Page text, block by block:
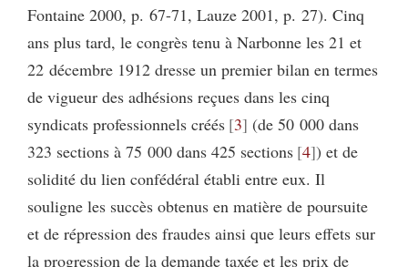
Fontaine 2000, p. 67-71, Lauze 2001, p. 27). Cinq
ans plus tard, le congrès tenu à Narbonne les 21 et
22 décembre 1912 dresse un premier bilan en termes
de vigueur des adhésions reçues dans les cinq
syndicats professionnels créés 3 (de 50 000 dans
323 sections à 75 000 dans 425 sections 4 ) et de
solidité du lien confédéral établi entre eux. Il
souligne les succès obtenus en matière de poursuite
et de répression des fraudes ainsi que leurs effets sur
la progression de la demande taxée et les prix de